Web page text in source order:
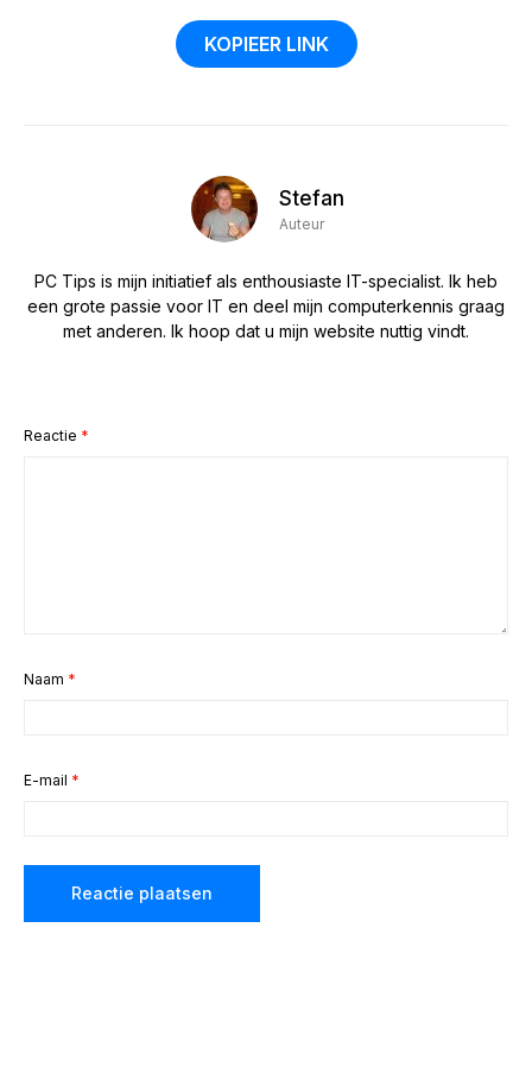
KOPIEER LINK
Stefan
Auteur
PC Tips is mijn initiatief als enthousiaste IT-specialist. Ik heb
een grote passie voor IT en deel mijn computerkennis graag
met anderen. Ik hoop dat u mijn website nuttig vindt.
Reactie *
Naam *
E-mail *